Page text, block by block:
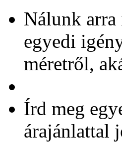
Nálunk arra
egyedi
méretről,
Írd meg
árajánlattal